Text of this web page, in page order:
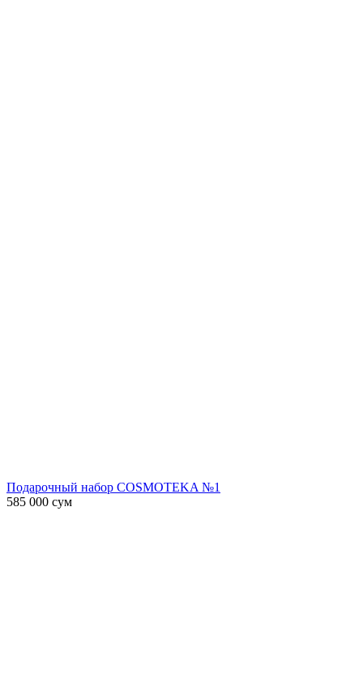
Подарочный набор COSMOTEKA №1
585 000 сум